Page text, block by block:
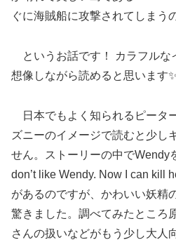
ぐに海賊船に攻撃されてしまう
というお話です！ カラフルな
想像しながら読めると思います✨
日本でもよく知られるピータ
ズニーのイメージで読むと少し
せん。ストーリーの中でWendy
don’t like Wendy. Now I can kill
があるのですが、かわいい妖精
驚きました。調べてみたところ
さんの扱いなどがもう少し大人